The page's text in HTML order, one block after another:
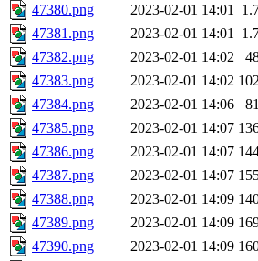
47380.png
2023-02-01 14:01
47381.png
2023-02-01 14:01
47382.png
2023-02-01 14:02
47383.png
2023-02-01 14:02
47384.png
2023-02-01 14:06
47385.png
2023-02-01 14:07
47386.png
2023-02-01 14:07
47387.png
2023-02-01 14:07
47388.png
2023-02-01 14:09
47389.png
2023-02-01 14:09
47390.png
2023-02-01 14:09